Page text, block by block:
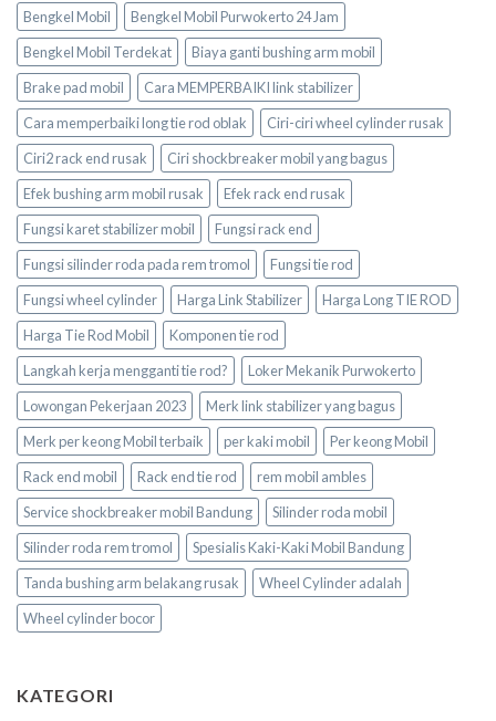
Bengkel Mobil
Bengkel Mobil Purwokerto 24 Jam
Bengkel Mobil Terdekat
Biaya ganti bushing arm mobil
Brake pad mobil
Cara MEMPERBAIKI link stabilizer
Cara memperbaiki long tie rod oblak
Ciri-ciri wheel cylinder rusak
Ciri2 rack end rusak
Ciri shockbreaker mobil yang bagus
Efek bushing arm mobil rusak
Efek rack end rusak
Fungsi karet stabilizer mobil
Fungsi rack end
Fungsi silinder roda pada rem tromol
Fungsi tie rod
Fungsi wheel cylinder
Harga Link Stabilizer
Harga Long TIE ROD
Harga Tie Rod Mobil
Komponen tie rod
Langkah kerja mengganti tie rod?
Loker Mekanik Purwokerto
Lowongan Pekerjaan 2023
Merk link stabilizer yang bagus
Merk per keong Mobil terbaik
per kaki mobil
Per keong Mobil
Rack end mobil
Rack end tie rod
rem mobil ambles
Service shockbreaker mobil Bandung
Silinder roda mobil
Silinder roda rem tromol
Spesialis Kaki-Kaki Mobil Bandung
Tanda bushing arm belakang rusak
Wheel Cylinder adalah
Wheel cylinder bocor
KATEGORI